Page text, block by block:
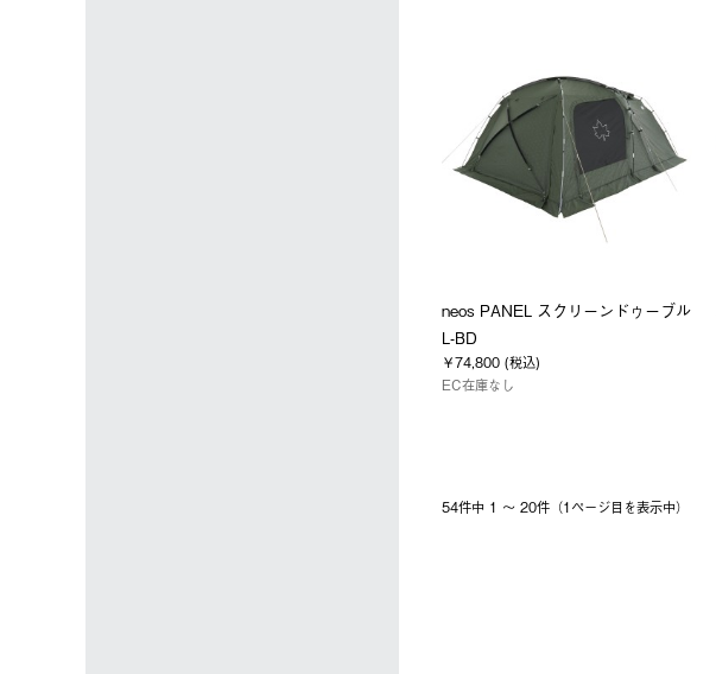
neos PANEL スクリーンドゥーブル
L-BD
￥74,800 (税込)
EC在庫なし
54件中 1 〜 20件（1ページ⽬を表⽰中）